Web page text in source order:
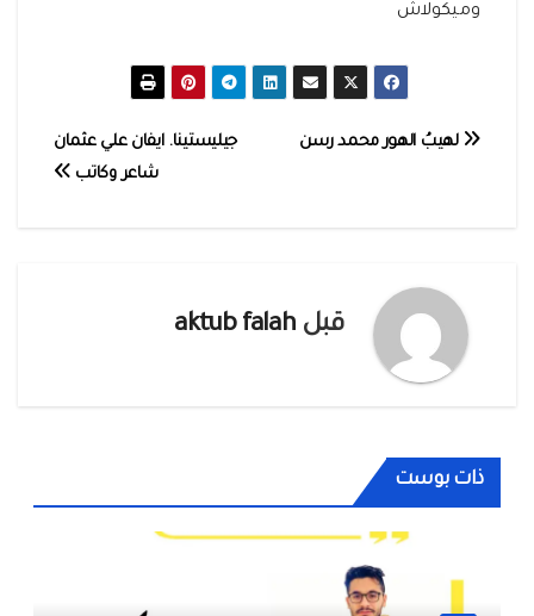
وميكولاش
تصفّح
جيليستينا. ايفان علي عثمان
شاعر وكاتب
لهيبُ الهور محمد رسن
قبلaktub falah
ذات بوست